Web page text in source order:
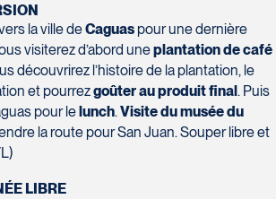
la ville deCaguas pour une dernière
visiterez d’abord uneplantation de café
découvrirez l’histoire de la plantation, le
et pourrezgoûter au produit final . Puis
pour le lunch.Visite du musée du
la route pour San Juan. Souper libre et
LIBRE
1-888-461-6654
local 340